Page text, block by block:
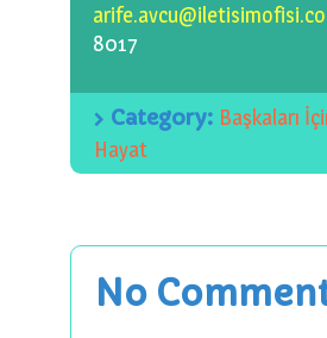
8017
Category: Başkaları
Hayat
No